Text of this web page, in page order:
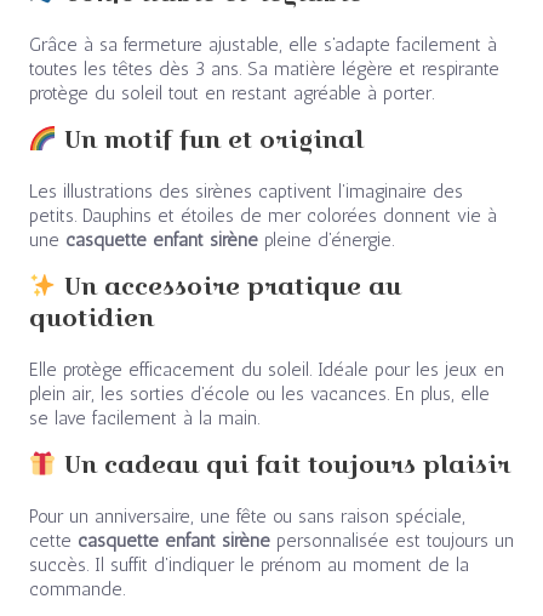
Grâce à sa fermeture ajustable, elle s’adapte facilement à
toutes les têtes dès 3 ans. Sa matière légère et respirante
protège du soleil tout en restant agréable à porter.
Un motif fun et original
Les illustrations des sirènes captivent l’imaginaire des
petits. Dauphins et étoiles de mer colorées donnent vie à
une casquette enfant sirènepleine d’énergie.
Un accessoire pratique au
quotidien
Elle protège efficacement du soleil. Idéale pour les jeux en
plein air, les sorties d’école ou les vacances. En plus, elle
se lave facilement à la main.
Un cadeau qui fait toujours plaisir
Pour un anniversaire, une fête ou sans raison spéciale,
cette casquette enfant sirènepersonnalisée est toujours un
succès. Il suffit d’indiquer le prénom au moment de la
commande.